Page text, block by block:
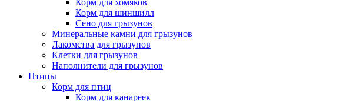
Корм для хомяков
Корм для шиншилл
Сено для грызунов
Минеральные камни для грызунов
Лакомства для грызунов
Клетки для грызунов
Наполнители для грызунов
Птицы
Корм для птиц
Корм для канареек